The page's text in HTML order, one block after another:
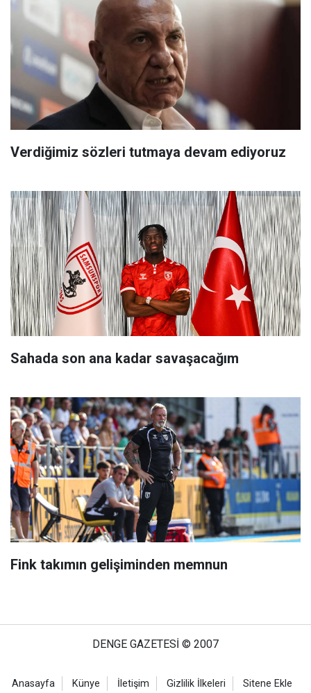
Verdiğimiz sözleri tutmaya devam ediyoruz
Sahada son ana kadar savaşacağım
Fink takımın gelişiminden memnun
DENGE GAZETESİ © 2007
Anasayfa Künye İletişim Gizlilik İlkeleri Sitene Ekle